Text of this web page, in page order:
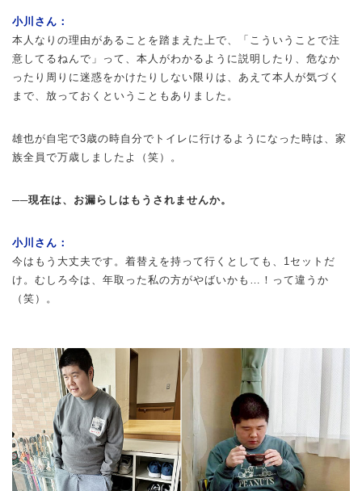
小川さん：
本人なりの理由があることを踏まえた上で、「こういうことで注
意してるねんで」って、本人がわかるように説明したり、危なか
ったり周りに迷惑をかけたりしない限りは、あえて本人が気づく
まで、放っておくということもありました。
雄也が自宅で3歳の時自分でトイレに行けるようになった時は、家
族全員で万歳しましたよ（笑）。
──現在は、お漏らしはもうされませんか。
小川さん：
今はもう大丈夫です。着替えを持って行くとしても、1セットだ
け。むしろ今は、年取った私の方がやばいかも…！って違うか
（笑）。